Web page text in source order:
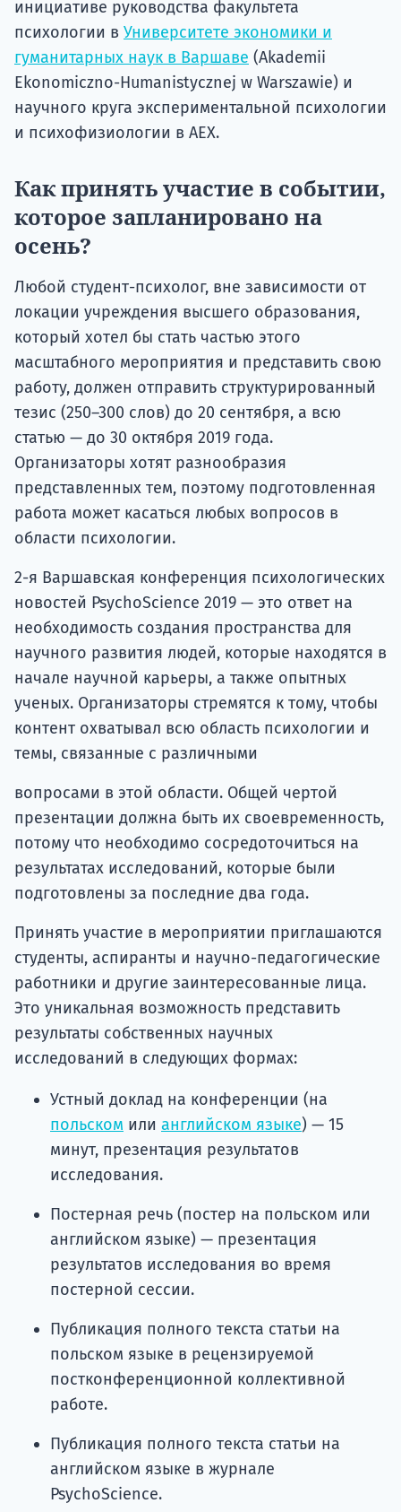
инициативе руководства факультета
психологии в Университете экономики и
гуманитарных наук в Варшаве (Akademii
Ekonomiczno-Humanistycznej w Warszawie) и
научного круга экспериментальной психологии
и психофизиологии в АЕХ.
Как принять участие в событии,
которое запланировано на
осень?
Любой студент-психолог, вне зависимости от
локации учреждения высшего образования,
который хотел бы стать частью этого
масштабного мероприятия и представить свою
работу, должен отправить структурированный
тезис (250–300 слов) до 20 сентября, а всю
статью — до 30 октября 2019 года.
Организаторы хотят разнообразия
представленных тем, поэтому подготовленная
работа может касаться любых вопросов в
области психологии.
2-я Варшавская конференция психологических
новостей PsychoScience 2019 — это ответ на
необходимость создания пространства для
научного развития людей, которые находятся в
начале научной карьеры, а также опытных
ученых. Организаторы стремятся к тому, чтобы
контент охватывал всю область психологии и
темы, связанные с различными
вопросами в этой области. Общей чертой
презентации должна быть их своевременность,
потому что необходимо сосредоточиться на
результатах исследований, которые были
подготовлены за последние два года.
Принять участие в мероприятии приглашаются
студенты, аспиранты и научно-педагогические
работники и другие заинтересованные лица.
Это уникальная возможность представить
результаты собственных научных
исследований в следующих формах:
Устный доклад на конференции (на
польском или английском языке) — 15
минут, презентация результатов
исследования.
Постерная речь (постер на польском или
английском языке) — презентация
результатов исследования во время
постерной сессии.
Публикация полного текста статьи на
польском языке в рецензируемой
постконференционной коллективной
работе.
Публикация полного текста статьи на
английском языке в журнале
PsychoScience.